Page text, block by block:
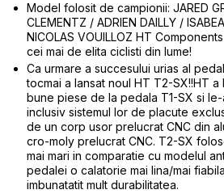
PINIOANE
SCHIMBATOR PINIOANE
SCHIMBATOR FOI
MANETE SCHIMBATOR
ETRIER FRANA
JANTE
ANGRENAJE
URECHE CADRU
Model folosit de campionii: JARED
CLEMENTZ / ADRIEN DAILLY /
NICOLAS VOUILLOZ HT
cei mai de elita ciclisti din lume!
Ca urmare a succesului urias al
tocmai a lansat noul HT T2-SX!!HT a
bune piese de la pedala T1-SX si le-
inclusiv sistemul lor de placute
de un corp usor prelucrat CNC din
cro-moly prelucrat CNC. T2-SX
mai mari in comparatie cu modelul
pedalei o calatorie mai lina/mai
imbunatatit mult durabilitatea.